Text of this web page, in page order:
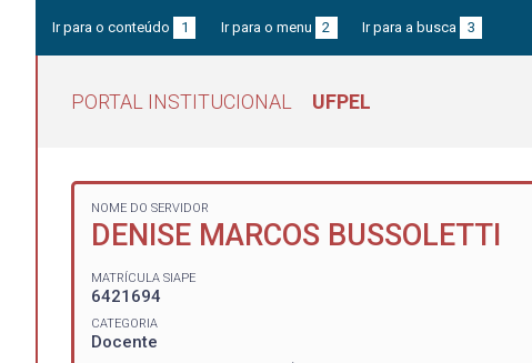
Ir para o conteúdo 1 Ir para o menu 2 Ir para a busca 3
PORTAL INSTITUCIONAL UFPEL
NOME DO SERVIDOR
DENISE MARCOS BUSSOLETTI
MATRÍCULA SIAPE
6421694
CATEGORIA
Docente